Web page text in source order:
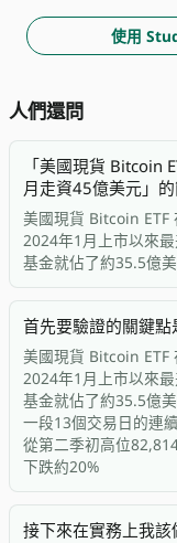
使用
人們還問
「美國現貨 Bitcoin
月走資45億美元」
美國現貨 Bitcoin ETF
2024年1月上市以來
基金就佔了約35.5億
首先要驗證的關鍵點
美國現貨 Bitcoin ETF
2024年1月上市以來
基金就佔了約35.5億
一段13個交易日的連
從第二季初高位
下跌約20%
接下來在實務上我該